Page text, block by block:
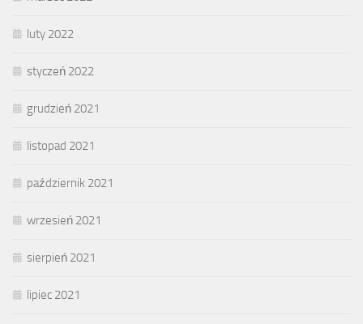
luty 2022
styczeń 2022
grudzień 2021
listopad 2021
październik 2021
wrzesień 2021
sierpień 2021
lipiec 2021